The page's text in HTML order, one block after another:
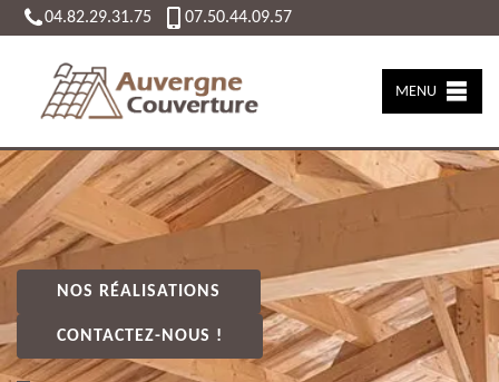
04.82.29.31.75 07.50.44.09.57
MENU
NOS RÉALISATIONS
CONTACTEZ-NOUS !